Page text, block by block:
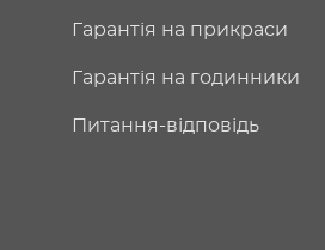
Гарантія на прикраси
Гарантія на годинники
Питання-відповідь